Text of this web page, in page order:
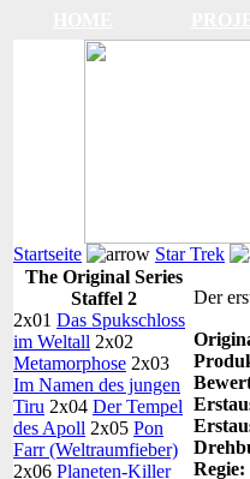
Startseite Star Trek
The Original Series
Staffel 2
2x01 Das Spukschloss
im Weltall 2x02
Metamorphose 2x03
Im Namen des jungen
Tiru 2x04 Der Tempel
des Apoll 2x05 Pon
Farr (Weltraumfieber)
2x06 Planeten-Killer
Der
Regie: